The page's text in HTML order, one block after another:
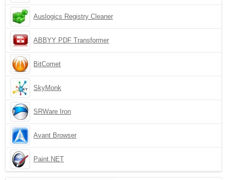
Auslogics Registry Cleaner
ABBYY PDF Transformer
BitComet
SkyMonk
SRWare Iron
Avant Browser
Paint.NET